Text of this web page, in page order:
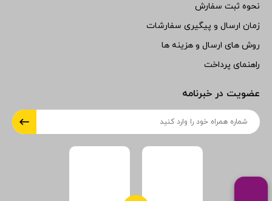
نحوه ثبت سفارش
زمان ارسال و پیگیری سفارشات
روش های ارسال و هزینه ها
راهنمای پرداخت
عضویت در خبرنامه